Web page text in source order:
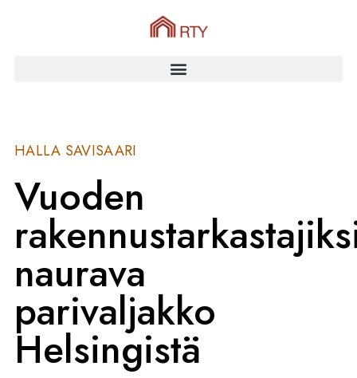
HALLA SAVISAARI
Vuoden
naurava
parivaljakko
Helsingistä